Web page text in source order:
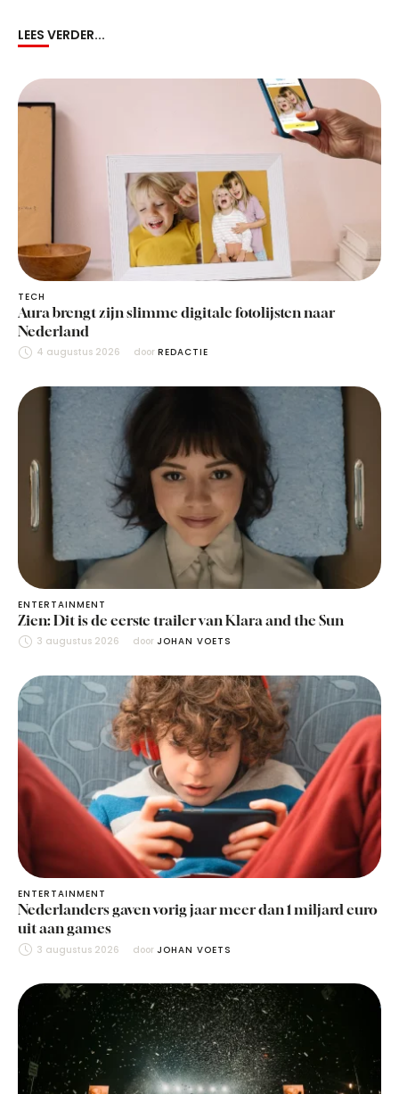
LEES VERDER...
TECH
Aura brengt zijn slimme digitale fotolijsten naar
Nederland
4 augustus 2026 door REDACTIE
ENTERTAINMENT
Zien: Dit is de eerste trailer van Klara and the Sun
3 augustus 2026 door JOHAN VOETS
ENTERTAINMENT
Nederlanders gaven vorig jaar meer dan 1 miljard euro
uit aan games
3 augustus 2026 door JOHAN VOETS